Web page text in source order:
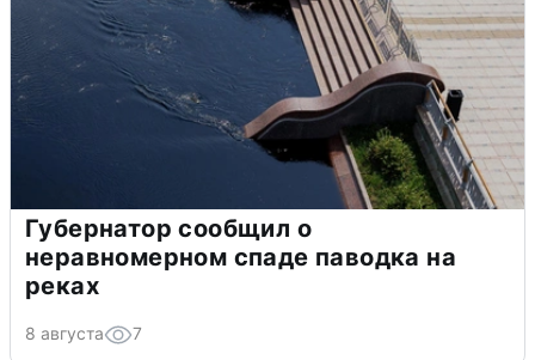
Губернатор сообщил о
неравномерном спаде паводка на
реках
8 августа 7